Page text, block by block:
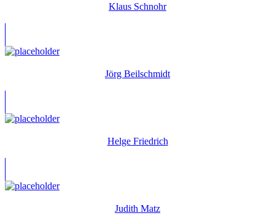
Klaus Schnohr
Jörg Beilschmidt
Helge Friedrich
Judith Matz